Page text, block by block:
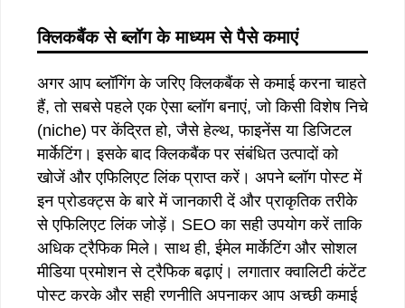
क्लिकबैंक से ब्लॉग के माध्यम से पैसे कमाएं
अगर आप ब्लॉगिंग के जरिए क्लिकबैंक से कमाई करना चाहते
हैं, तो सबसे पहले एक ऐसा ब्लॉग बनाएं, जो किसी विशेष निचे
(niche) पर केंद्रित हो, जैसे हेल्थ, फाइनेंस या डिजिटल
मार्केटिंग। इसके बाद क्लिकबैंक पर संबंधित उत्पादों को
खोजें और एफिलिएट लिंक प्राप्त करें। अपने ब्लॉग पोस्ट में
इन प्रोडक्ट्स के बारे में जानकारी दें और प्राकृतिक तरीके
से एफिलिएट लिंक जोड़ें। SEO का सही उपयोग करें ताकि
अधिक ट्रैफिक मिले। साथ ही, ईमेल मार्केटिंग और सोशल
मीडिया प्रमोशन से ट्रैफिक बढ़ाएं। लगातार क्वालिटी कंटेंट
पोस्ट करके और सही रणनीति अपनाकर आप अच्छी कमाई